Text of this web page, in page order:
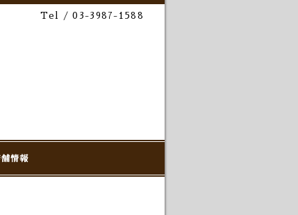
Tel / 03-3987-1588
舗情報